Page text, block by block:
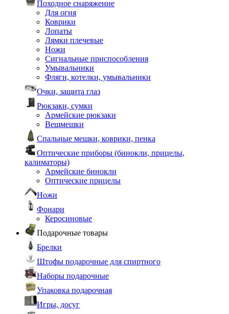
Походное снаряжение
Для огня
Коврики
Лопаты
Лямки плечевые
Ножи
Сигнальные приспособления
Умывальники
Фляги, котелки, умывальники
Очки, защита глаз
Рюкзаки, сумки
Армейские рюкзаки
Вещмешки
Спальные мешки, коврики, пенка
Оптические приборы (бинокли, прицелы,
калиматоры)
Армейские бинокли
Оптические прицелы
Ножи
Фонари
Керосиновые
Подарочные товары
Брелки
Штофы подарочные для спиртного
Наборы подарочные
Упаковка подарочная
Игры, досуг